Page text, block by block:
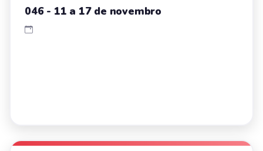
046 - 11 a 17 de novembro